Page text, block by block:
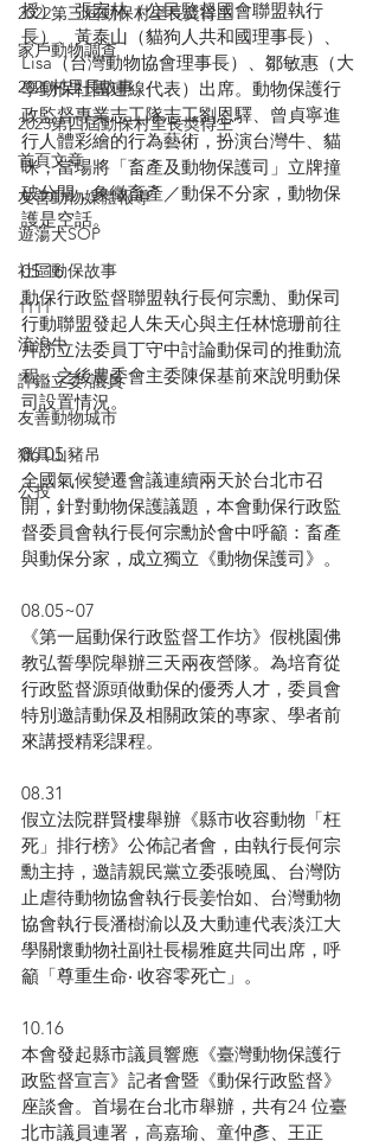
2022第三屆動保村里長奬得主
家戶動物調查
2020村里長故事
2023第四屆動保村里長奬得主
首頁文章
友善動物媒體報導
遊蕩犬SOP
社區動保故事
1111
流浪牛
評鑑立委/議員
友善動物城市
獵具山豬吊
公投
授）、張宏林（公民監督國會聯盟執行
長）、黃泰山（貓狗人共和國理事長）、
Lisa（台灣動物協會理事長）、鄒敏惠（大
學動保社團連線代表）出席。動物保護行
政監督專業志工隊志工劉恩驛、曾貞寧進
行人體彩繪的行為藝術，扮演台灣牛、貓
咪，當場將「畜產及動物保護司」立牌撞
破分開，象徵畜產／動保不分家，動物保
護是空話。
05.16
動保行政監督聯盟執行長何宗勳、動保司
行動聯盟發起人朱天心與主任林憶珊前往
拜訪立法委員丁守中討論動保司的推動流
程，之後農委會主委陳保基前來說明動保
司設置情況。
06.05
全國氣候變遷會議連續兩天於台北市召
開，針對動物保護議題，本會動保行政監
督委員會執行長何宗勳於會中呼籲：畜產
與動保分家，成立獨立《動物保護司》。
08.05~07
《第一屆動保行政監督工作坊》假桃園佛
教弘誓學院舉辦三天兩夜營隊。為培育從
行政監督源頭做動保的優秀人才，委員會
特別邀請動保及相關政策的專家、學者前
來講授精彩課程。
08.31
假立法院群賢樓舉辦《縣市收容動物「枉
死」排行榜》公佈記者會，由執行長何宗
勳主持，邀請親民黨立委張曉風、台灣防
止虐待動物協會執行長姜怡如、台灣動物
協會執行長潘樹渝以及大動連代表淡江大
學關懷動物社副社長楊雅庭共同出席，呼
籲「尊重生命‧ 收容零死亡」。
10.16
本會發起縣市議員響應《臺灣動物保護行
政監督宣言》記者會暨《動保行政監督》
座談會。首場在台北市舉辦，共有24 位臺
北市議員連署，高嘉瑜、童仲彥、王正